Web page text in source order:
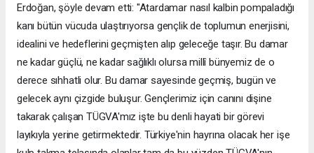
Erdoğan, şöyle devam etti: "Atardamar nasıl kalbin pompaladığı
kanı bütün vücuda ulaştırıyorsa gençlik de toplumun enerjisini,
idealini ve hedeflerini geçmişten alıp geleceğe taşır. Bu damar
ne kadar güçlü, ne kadar sağlıklı olursa millî bünyemiz de o
derece sıhhatli olur. Bu damar sayesinde geçmiş, bugün ve
gelecek aynı çizgide buluşur. Gençlerimiz için canını dişine
takarak çalışan TÜGVA'mız işte bu denli hayati bir görevi
layıkıyla yerine getirmektedir. Türkiye'nin hayrına olacak her işe